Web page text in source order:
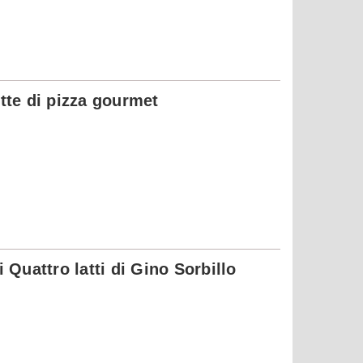
di pizza gourmet
Quattro latti di Gino Sorbillo